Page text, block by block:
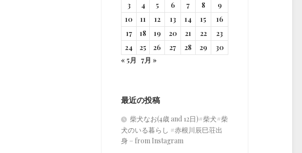
3
4 5 6 7 8
9
10
11 12 13 14 15
16
17
18 19 20 21 22
23
24
25 26 27 28 29
30
« 5月 7月 »
最近の投稿
柴犬なお(4歳 and 12日)#柴犬#柴
犬のいる暮らし #赤根川辰巳荘出
身 – from Instagram